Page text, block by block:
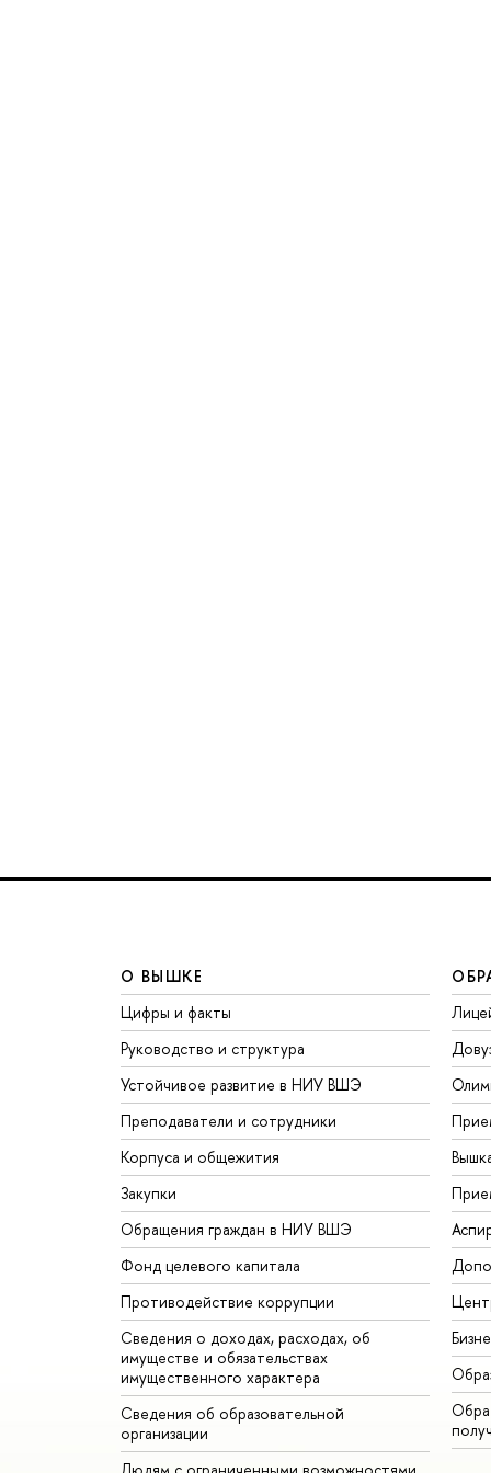
О ВЫШКЕ
Цифры и факты
Руководство и структура
Устойчивое развитие в НИУ ВШЭ
Преподаватели и сотрудники
Корпуса и общежития
Закупки
Обращения граждан в НИУ ВШЭ
Фонд целевого капитала
Противодействие коррупции
Сведения о доходах, расходах, об
имуществе и обязательствах
имущественного характера
Сведения об образовательной
организации